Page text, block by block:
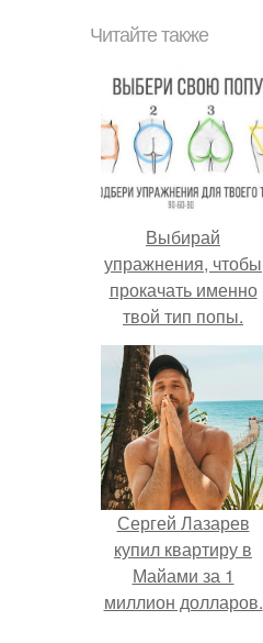
Читайте также
Выбирай
упражнения, чтобы
прокачать именно
твой тип попы.
Сергей Лазарев
купил квартиру в
Майами за 1
миллион долларов.